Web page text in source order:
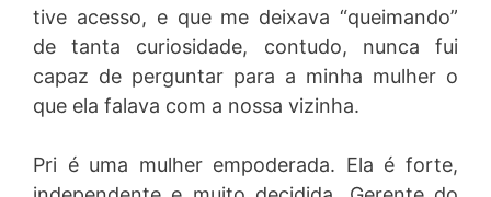
tive acesso, e que me deixava “queimando”
de tanta curiosidade, contudo, nunca fui
capaz de perguntar para a minha mulher o
que ela falava com a nossa vizinha.
Pri é uma mulher empoderada. Ela é forte,